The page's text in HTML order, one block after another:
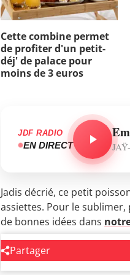
Cette combine permet
de profiter d'un petit-
déj' de palace pour
moins de 3 euros
JDF RADIO
EN DIRECT
Jadis décrié, ce petit
assiettes. Pour le
de bonnes idées dans
Partager